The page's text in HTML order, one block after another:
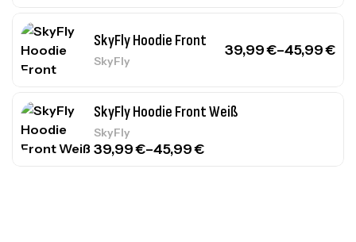
SkyFly Hoodie Front
SkyFly
39,99€–45,99€
SkyFly Hoodie Front Weiß
SkyFly
39,99€–45,99€